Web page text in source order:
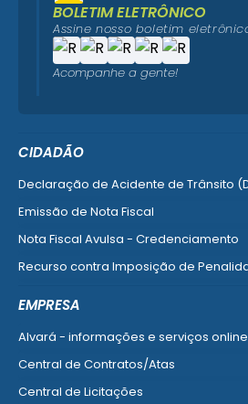
CIDADÃO
Declaração de Acidente de Trânsito
Emissão de Nota Fiscal
Nota Fiscal Avulsa - Credenciamento
Recurso contra Imposição de
EMPRESA
Alvará - informações e serviços online
Central de Contratos/Atas
Central de Licitações
BOLETIM ELETRÔNICO
Assine nosso boletim
Acompanhe a gente!